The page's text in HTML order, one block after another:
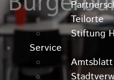
Teilorte
Stiftung
Service
Amtsblatt